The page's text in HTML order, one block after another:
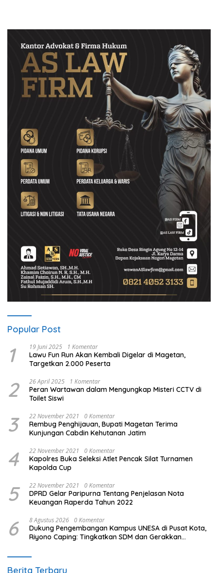
Popular Post
1 19 Juni 2025 1 Komentar
Lawu Fun Run Akan Kembali Digelar di Magetan,
Targetkan 2.000 Peserta
2 26 April 2025 1 Komentar
Peran Wartawan dalam Mengungkap Misteri CCTV di
Toilet Siswi
3 22 November 2021 0 Komentar
Rembug Penghijauan, Bupati Magetan Terima
Kunjungan Cabdin Kehutanan Jatim
4 22 November 2021 0 Komentar
Kapolres Buka Seleksi Atlet Pencak Silat Turnamen
Kapolda Cup
5 22 November 2021 0 Komentar
DPRD Gelar Paripurna Tentang Penjelasan Nota
Keuangan Raperda Tahun 2022
6 8 Agustus 2026 0 Komentar
Dukung Pengembangan Kampus UNESA di Pusat Kota,
Riyono Caping: Tingkatkan SDM dan Gerakkan
Berita Terbaru